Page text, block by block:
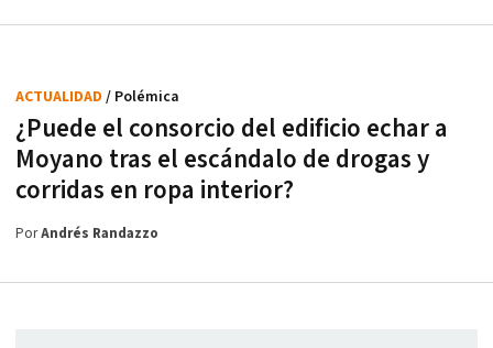
¿Puede el consorcio del edificio echar a
Moyano tras el escándalo de drogas y
corridas en ropa interior?
ACTUALIDAD / Polémica
PorAndrés Randazzo